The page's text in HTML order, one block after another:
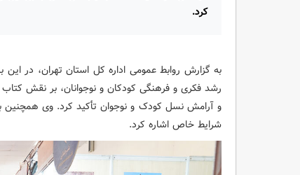
کرد.
به گزارش روابط عمومی اداره کل استان تهران، در این
رشد فکری و فرهنگی کودکان و نوجوانان، بر نقش کتاب
و آرامش نسل کودک و نوجوان تأکید کرد. وی همچنین
شرایط خاص اشاره کرد.